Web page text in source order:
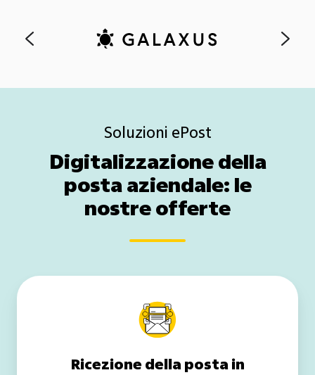
Soluzioni ePost
Digitalizzazione della
posta aziendale: le
nostre offerte
Ricezione della posta in
della
posta
formato